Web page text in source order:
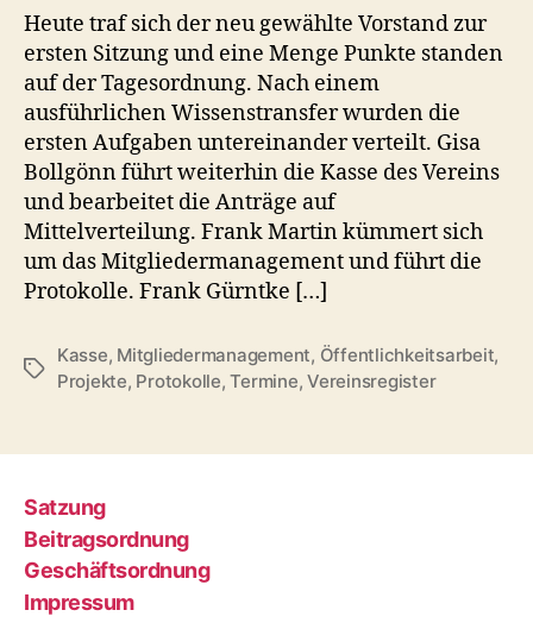
vom
07.11.2018
Heute traf sich der neu gewählte Vorstand zur
ersten Sitzung und eine Menge Punkte standen
auf der Tagesordnung. Nach einem
ausführlichen Wissenstransfer wurden die
ersten Aufgaben untereinander verteilt. Gisa
Bollgönn führt weiterhin die Kasse des Vereins
und bearbeitet die Anträge auf
Mittelverteilung. Frank Martin kümmert sich
um das Mitgliedermanagement und führt die
Protokolle. Frank Gürntke […]
Schlagwörter
Kasse, Mitgliedermanagement, Öffentlichkeitsarbeit,
Projekte, Protokolle,Termine,Vereinsregister
Satzung
Beitragsordnung
Geschäftsordnung
Impressum